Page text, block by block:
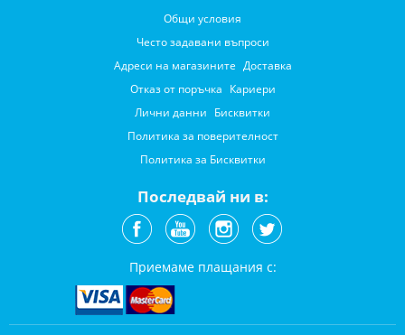
Общи условия
Често задавани въпроси
Адреси на магазините Доставка
Отказ от поръчка Кариери
Лични данни Бисквитки
Политика за поверителност
Политика за Бисквитки
Последвай ни в:
Приемаме плащания с: